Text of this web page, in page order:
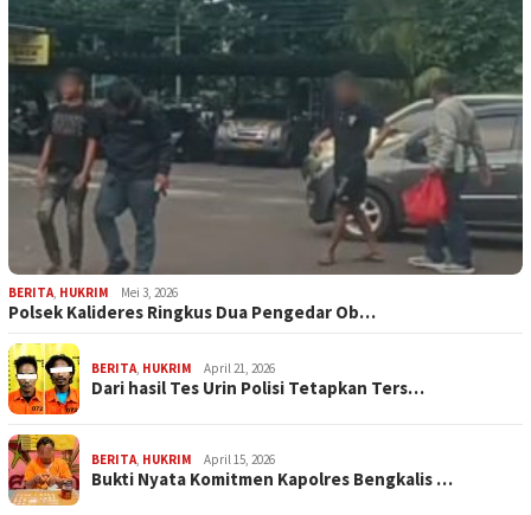
BERITA, HUKRIM Mei 3, 2026
Polsek Kalideres Ringkus Dua Pengedar Ob…
BERITA, HUKRIM April 21, 2026
Dari hasil Tes Urin Polisi Tetapkan Ters…
BERITA, HUKRIM April 15, 2026
Bukti Nyata Komitmen Kapolres Bengkalis …